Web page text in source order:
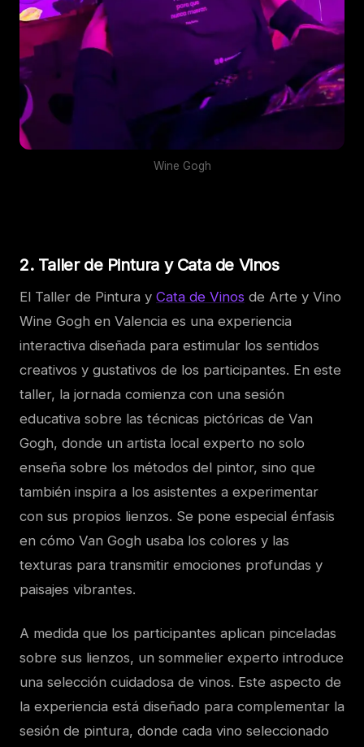
Wine Gogh
2. Taller de Pintura y Cata de Vinos
El Taller de Pintura y Cata de Vinos de Arte y Vino
Wine Gogh en Valencia es una experiencia
interactiva diseñada para estimular los sentidos
creativos y gustativos de los participantes. En este
taller, la jornada comienza con una sesión
educativa sobre las técnicas pictóricas de Van
Gogh, donde un artista local experto no solo
enseña sobre los métodos del pintor, sino que
también inspira a los asistentes a experimentar
con sus propios lienzos. Se pone especial énfasis
en cómo Van Gogh usaba los colores y las
texturas para transmitir emociones profundas y
paisajes vibrantes.
A medida que los participantes aplican pinceladas
sobre sus lienzos, un sommelier experto introduce
una selección cuidadosa de vinos. Este aspecto de
la experiencia está diseñado para complementar la
sesión de pintura, donde cada vino seleccionado